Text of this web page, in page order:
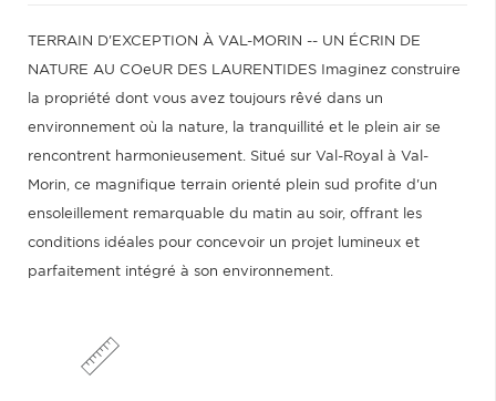
TERRAIN D'EXCEPTION À VAL-MORIN -- UN ÉCRIN DE
NATURE AU COeUR DES LAURENTIDES Imaginez construire
la propriété dont vous avez toujours rêvé dans un
environnement où la nature, la tranquillité et le plein air se
rencontrent harmonieusement. Situé sur Val-Royal à Val-
Morin, ce magnifique terrain orienté plein sud profite d'un
ensoleillement remarquable du matin au soir, offrant les
conditions idéales pour concevoir un projet lumineux et
parfaitement intégré à son environnement.